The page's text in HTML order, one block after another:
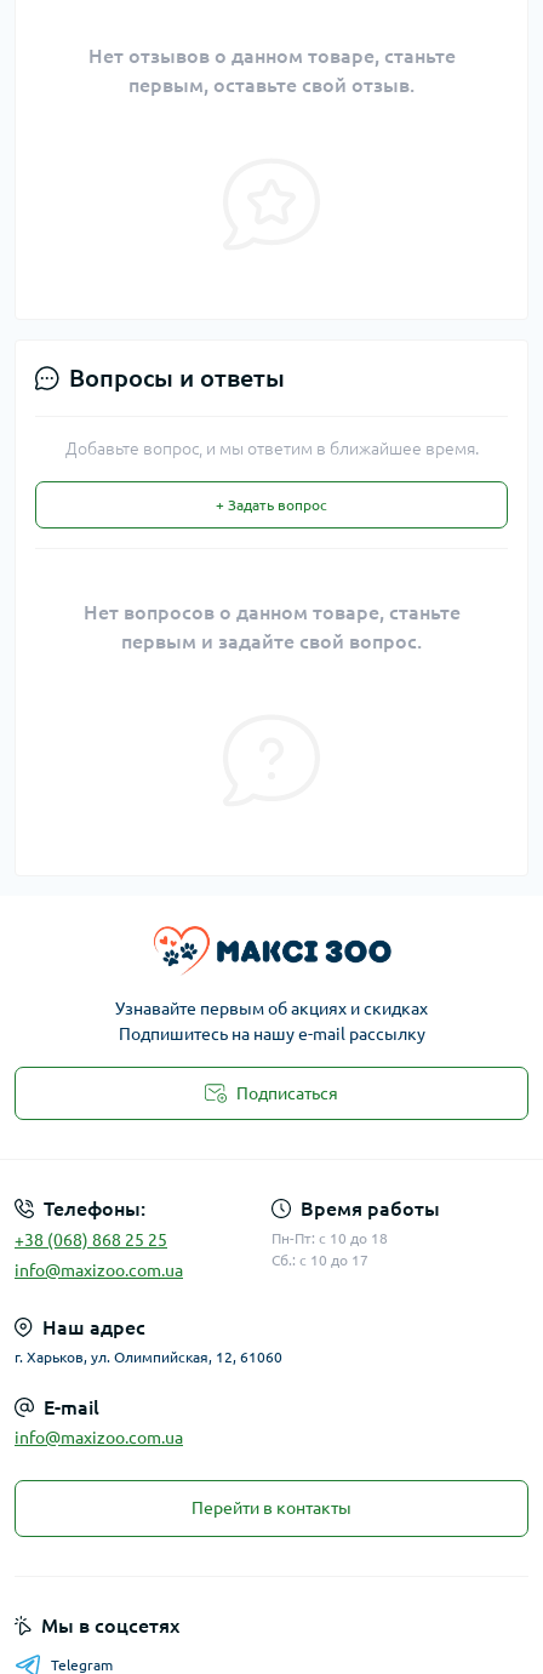
Нет отзывов о данном товаре, станьте
первым, оставьте свой отзыв.
Вопросы и ответы
Добавьте вопрос, и мы ответим в ближайшее время.
+ Задать вопрос
Нет вопросов о данном товаре, станьте
первым и задайте свой вопрос.
Узнавайте первым об акциях и скидках
Подпишитесь на нашу e-mail рассылку
Подписаться
Телефоны:
+38 (068) 868 25 25
info@maxizoo.com.ua
Время работы
Пн-Пт: с 10 до 18
Сб.: с 10 до 17
Наш адрес
г. Харьков, ул. Олимпийская, 12, 61060
E-mail
info@maxizoo.com.ua
Перейти в контакты
Мы в соцсетях
Telegram